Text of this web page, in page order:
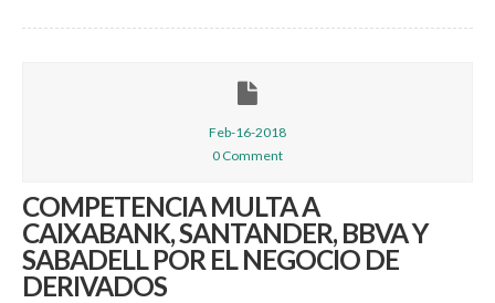
Feb-16-2018
0 Comment
COMPETENCIA MULTA A
CAIXABANK, SANTANDER, BBVA Y
SABADELL POR EL NEGOCIO DE
DERIVADOS